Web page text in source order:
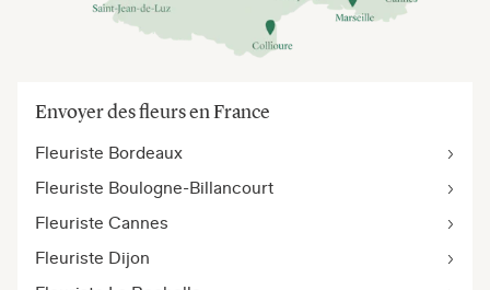
Envoyer des fleurs en France
Fleuriste Bordeaux
Fleuriste Boulogne-Billancourt
Fleuriste Cannes
Fleuriste Dijon